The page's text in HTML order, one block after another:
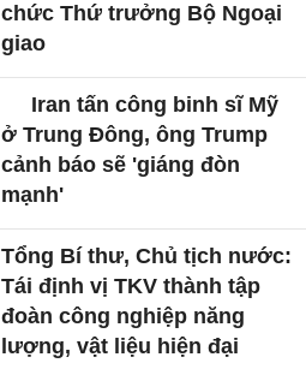
chức Thứ trưởng Bộ Ngoại
giao
Iran tấn công binh sĩ Mỹ
ở Trung Đông, ông Trump
cảnh báo sẽ 'giáng đòn
mạnh'
Tổng Bí thư, Chủ tịch nước:
Tái định vị TKV thành tập
đoàn công nghiệp năng
lượng, vật liệu hiện đại